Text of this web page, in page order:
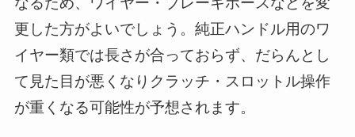
更した方がよいでしょう。純正ハンドル用のワ
イヤー類では長さが合っておらず、だらんとし
て見た目が悪くなりクラッチ・スロットル操作
が重くなる可能性が予想されます。